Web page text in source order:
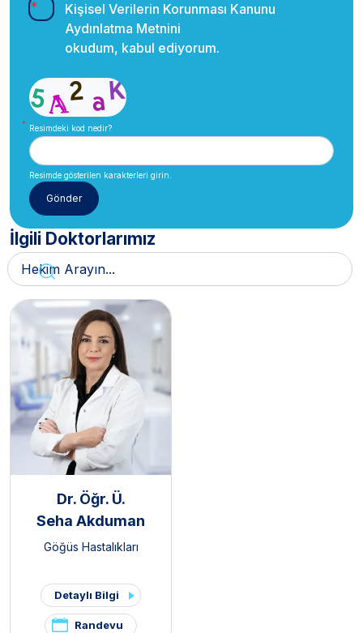
Kişisel Verilerin Korunması Kanunu
Aydınlatma Metnini
okudum, kabul ediyorum.
Resimdeki kod nedir?
Resimde gösterilen karakterleri girin.
İlgili Doktorlarımız
Dr. Öğr. Ü.
Seha Akduman
Göğüs Hastalıkları
Detaylı Bilgi
Randevu